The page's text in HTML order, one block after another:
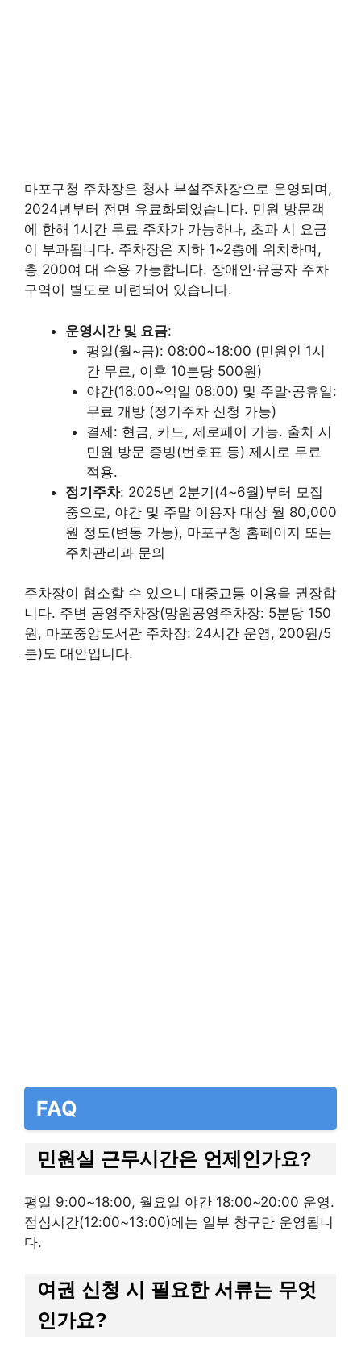
마포구청 주차장은 청사 부설주차장으로 운영되며,
2024년부터 전면 유료화되었습니다. 민원 방문객
에 한해 1시간 무료 주차가 가능하나, 초과 시 요금
이 부과됩니다. 주차장은 지하 1~2층에 위치하며,
총 200여 대 수용 가능합니다. 장애인·유공자 주차
구역이 별도로 마련되어 있습니다.
운영시간 및 요금:
평일(월~금): 08:00~18:00 (민원인 1시
간 무료, 이후 10분당 500원)
야간(18:00~익일 08:00) 및 주말·공휴일:
무료 개방 (정기주차 신청 가능)
결제: 현금, 카드, 제로페이 가능. 출차 시
민원 방문 증빙(번호표 등) 제시로 무료
적용.
정기주차: 2025년 2분기(4~6월)부터 모집
중으로, 야간 및 주말 이용자 대상 월 80,000
원 정도(변동 가능), 마포구청 홈페이지 또는
주차관리과 문의
주차장이 협소할 수 있으니 대중교통 이용을 권장합
니다. 주변 공영주차장(망원공영주차장: 5분당 150
원, 마포중앙도서관 주차장: 24시간 운영, 200원/5
분)도 대안입니다.
FAQ
민원실 근무시간은 언제인가요?
평일 9:00~18:00, 월요일 야간 18:00~20:00 운영.
점심시간(12:00~13:00)에는 일부 창구만 운영됩니
다.
여권 신청 시 필요한 서류는 무엇
인가요?